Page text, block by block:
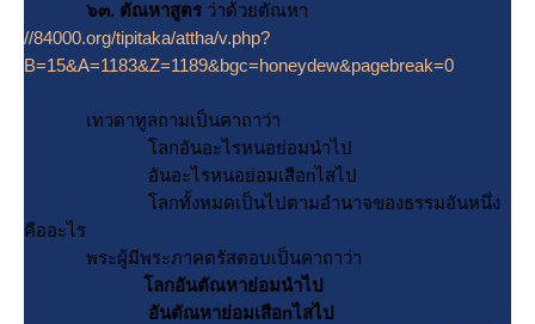
๖๓. ตัณหาสูตร ว่าด้วยตัณหา
//84000.org/tipitaka/attha/v.php?
B=15&A=1183&Z=1189&bgc=honeydew&pagebreak=0
เทวดาทูลถามเป็นคาถาว่า
ลกอันอะไรหนอย่อมนำไป
อันอะไรหนอย่อมเสือnไสไป
ลกทั้งหมดเป็นไปตามอำนาจของธรรมอันหนึ่ง
คืออะไร
พระผู้มีพระภาคตรัสตอบเป็นคาถาว่า
ลกอันตัณหาย่อมนำไป
อันตัณหาย่อมเสือnไสไป